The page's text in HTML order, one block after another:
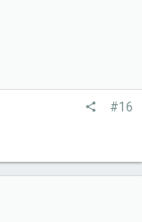
#16